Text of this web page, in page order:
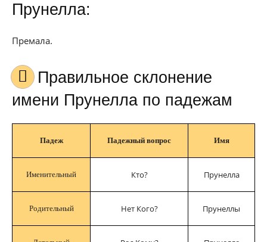
Прунелла:
Премала.
Правильное склонение
имени Прунелла по падежам
Падеж Падежный вопрос Имя
Именительный Кто? Прунелла
Родительный Нет Кого? Прунеллы